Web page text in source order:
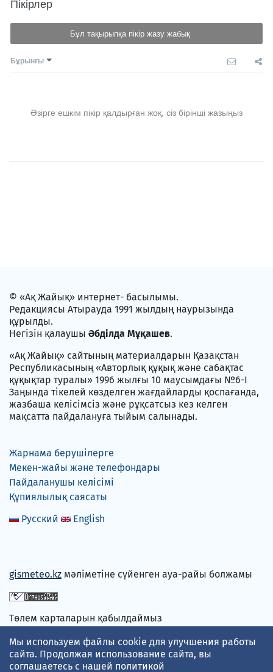
Бұл тақырыпқа пікір жазу жабық
Бұрынғы
Әзірге ешкім пікір қалдырған жоқ, сіз бірінші жазыңыз
© «Ақ Жайық» интернет- басылымы.
Редакциясы Атырауда 1991 жылдың наурызында
құрылды.
Негізін қалаушы Әбділда Мұқашев.
«Ақ Жайық» сайтының материалдарын Қазақстан
Республикасының «Авторлық құқық және сабақтас
құқықтар туралы» 1996 жылғы 10 маусымдағы №6-I
Заңында тікелей көзделген жағдайларды қоспағанда,
жазбаша келісімсіз және рұқсатсыз кез келген
мақсатта пайдалануға тыйым салынады.
Жарнама берушілерге
Мекен-жайы және телефондары
Пайдаланушы келісімі
Құпиялылық саясаты
Русский
English
gismeteo.kz мәліметіне сүйенген ауа-райы болжамы
Төлем карталарын қабылдаймыз
Мы используем файлы cookie для улучшения работы
сайта. Продолжая использование сайта, вы
соглашаетесь с нашей политикой